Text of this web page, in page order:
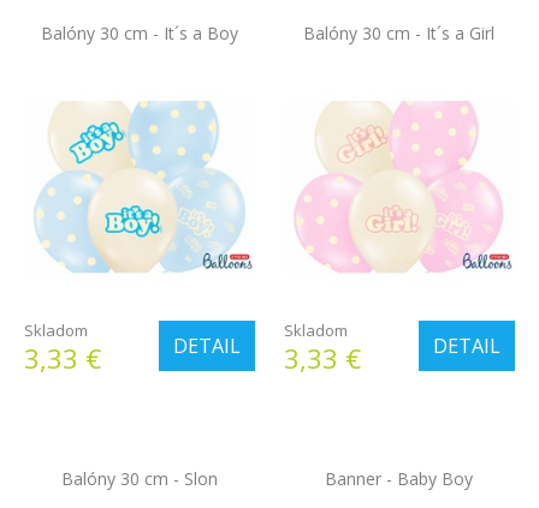
Balóny 30 cm - It´s a Boy
DETAIL
Skladom
3,33 €
Balóny 30 cm - It´s a Girl
DETAIL
Skladom
3,33 €
Balóny 30 cm - Slon Banner - Baby Boy